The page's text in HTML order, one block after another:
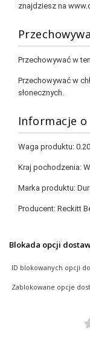
znajdziesz na
Przechowywać w
Przechowywać w
słonecznych.
Informacje
Waga produktu:
Kraj pochodzenia:
Marka produktu:
Producent: Reckitt
Blokada opcji
ID blokowanych opcji
Zablokowane opcje